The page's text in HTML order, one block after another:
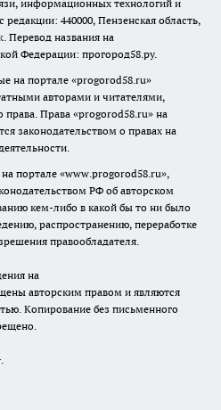
информационных технологий и
440000, Пензенская область,
Перевод названия на
Федерации: прогород58.ру.
на портале «progorod58.ru»
авторами и читателями,
права. Права «progorod58.ru» на
законодательством о правах на
портале «www.progorod58.ru»,
РФ об авторском
кем-либо в какой бы то ни было
распространению, переработке
правообладателя.
на
авторским правом и являются
Копирование без письменного